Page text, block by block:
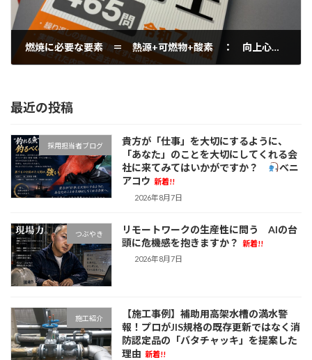
燃焼に必要な要素 ＝ 熱源+可燃物+酸素 ： 向上心・部下のやる気を加速させます。
最近の投稿
採用担当者ブログ
貴方が「仕事」を大切にするように、
「あなた」のことを大切にしてくれる会
社に来てみてはいかがですか？
べニ
アコウ 新着!!
2026年8月7日
つぶやき
リモートワークの生産性に問う AIの台
頭に危機感を抱きますか？
新着!!
2026年8月7日
施工紹介
【施工事例】補助用高架水槽の満水警
報！プロがJIS規格の既存更新ではなく消
防認定品の「バタチャッキ」を提案した
理由 新着!!